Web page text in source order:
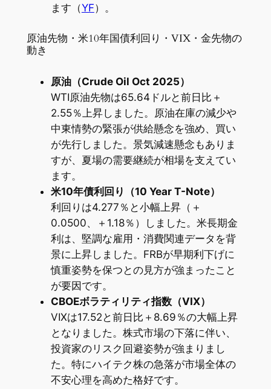
ます（YF）。
原油先物・米10年国債利回り・VIX・金先物の
動き
原油（Crude Oil Oct 2025）
WTI原油先物は65.64ドルと前日比＋
2.55％上昇しました。原油在庫の減少や
中東情勢の緊張が供給懸念を強め、買い
が先行しました。景気減速懸念もありま
すが、夏場の需要継続が相場を支えてい
ます。
米10年債利回り（10 Year T-Note）
利回りは4.277％と小幅上昇（＋
0.0500、＋1.18％）しました。米長期金
利は、堅調な雇用・消費関連データを背
景に上昇しました。FRBが早期利下げに
慎重姿勢を保つとの見方が強まったこと
が要因です。
CBOEボラティリティ指数（VIX）
VIXは17.52と前日比＋8.69％の大幅上昇
となりました。株式市場の下落に伴い、
投資家のリスク回避姿勢が強まりまし
た。特にハイテク株の急落が市場全体の
不安心理を高めた格好です。